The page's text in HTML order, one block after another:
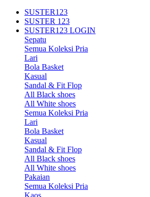
SUSTER123
SUSTER 123
SUSTER123 LOGIN
Sepatu
Semua Koleksi Pria
Lari
Bola Basket
Kasual
Sandal & Fit Flop
All Black shoes
All White shoes
Semua Koleksi Pria
Lari
Bola Basket
Kasual
Sandal & Fit Flop
All Black shoes
All White shoes
Pakaian
Semua Koleksi Pria
Kaos